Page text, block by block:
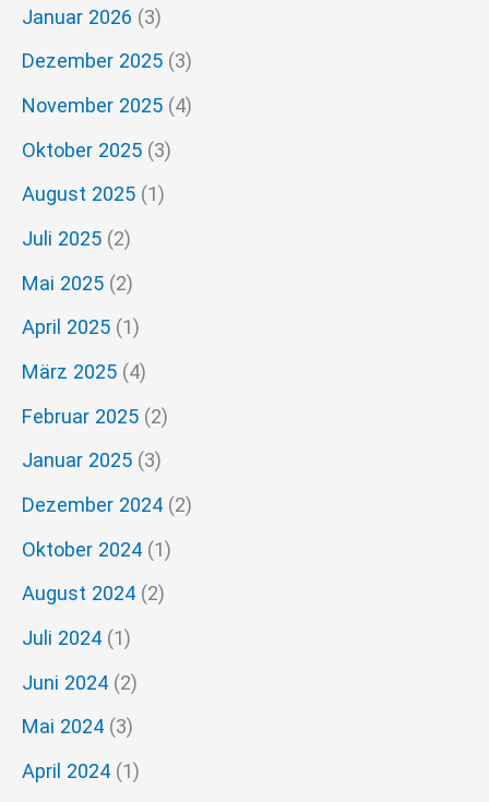
a
c
Januar 2026 (3)
Dezember 2025 (3)
November 2025 (4)
Oktober 2025 (3)
August 2025 (1)
Juli 2025 (2)
Mai 2025 (2)
April 2025 (1)
März 2025 (4)
Februar 2025 (2)
Januar 2025 (3)
Dezember 2024 (2)
Oktober 2024 (1)
August 2024 (2)
Juli 2024 (1)
Juni 2024 (2)
Mai 2024 (3)
April 2024 (1)